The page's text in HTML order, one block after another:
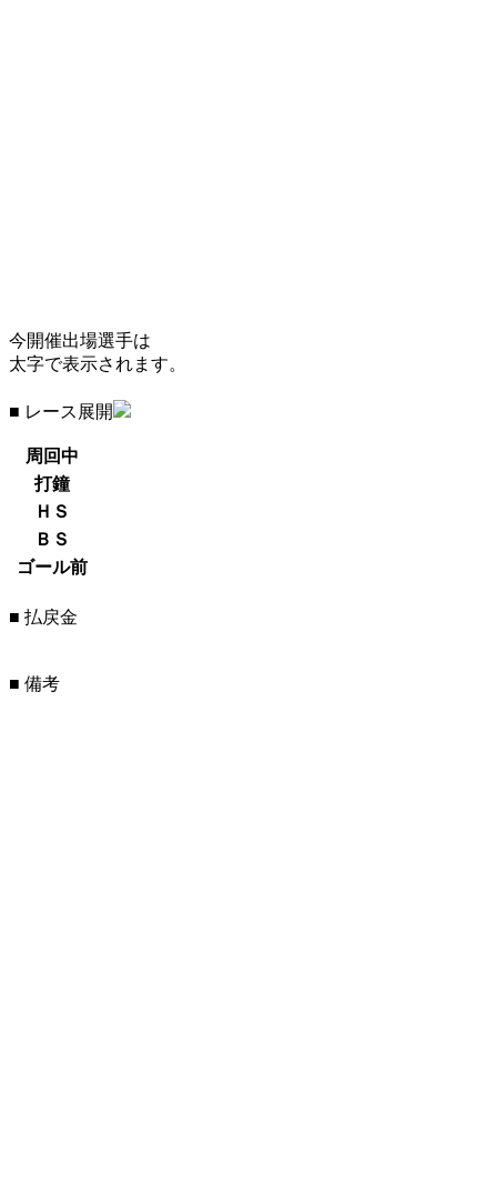
今開催出場選手は
太字で表示されます。
■ レース展開
周回中
打鐘
ＨＳ
ＢＳ
ゴール前
■ 払戻金
■ 備考